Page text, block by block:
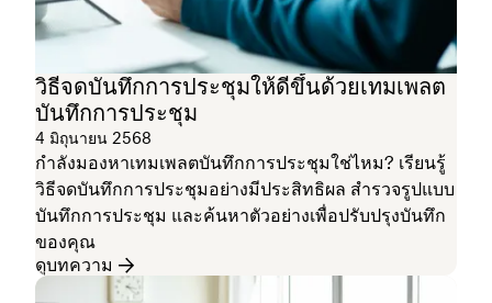
วิธีจดบันทึกการประชุมให้ดีขึ้นด้วยเทมเพลต
บันทึกการประชุม
4 มิถุนายน 2568
กำลังมองหาเทมเพลตบันทึกการประชุมใช่ไหม? เรียนรู้
วิธีจดบันทึกการประชุมอย่างมีประสิทธิผล สำรวจรูปแบบ
บันทึกการประชุม และค้นหาตัวอย่างเพื่อปรับปรุงบันทึก
ของคุณ
ดูบทความ